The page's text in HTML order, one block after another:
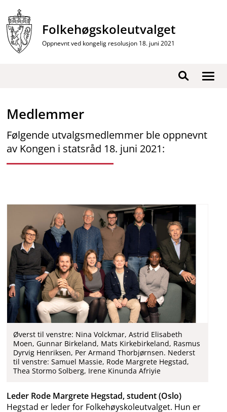
innhold
Folkehøgskoleutvalget
Oppnevnt ved kongelig resolusjon 18. juni 2021
Vis
Søk
Medlemmer
Følgende utvalgsmedlemmer ble oppnevnt
av Kongen i statsråd 18. juni 2021:
Øverst til venstre: Nina Volckmar, Astrid Elisabeth
Moen, Gunnar Birkeland, Mats Kirkebirkeland, Rasmus
Dyrvig Henriksen, Per Armand Thorbjørnsen. Nederst
til venstre: Samuel Massie, Rode Margrete Hegstad,
Thea Stormo Solberg, Irene Kinunda Afriyie
Leder Rode Margrete Hegstad, student (Oslo)
Hegstad er leder for Folkehøyskoleutvalget. Hun er